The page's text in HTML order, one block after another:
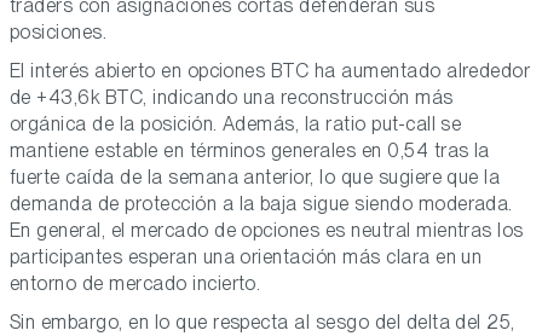
traders con asignaciones cortas defenderán sus
posiciones.
El interés abierto en opciones BTC ha aumentado alrededor
de +43,6k BTC, indicando una reconstrucción más
orgánica de la posición. Además, la ratio put-call se
mantiene estable en términos generales en 0,54 tras la
fuerte caída de la semana anterior, lo que sugiere que la
demanda de protección a la baja sigue siendo moderada.
En general, el mercado de opciones es neutral mientras los
participantes esperan una orientación más clara en un
entorno de mercado incierto.
Sin embargo, en lo que respecta al sesgo del delta del 25,